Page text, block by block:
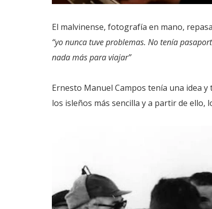
El malvinense, fotografía en mano,
“yo nunca tuve problemas. No tenía
nada más para viajar”
Ernesto Manuel Campos tenía una idea
los isleños más sencilla y a partir de